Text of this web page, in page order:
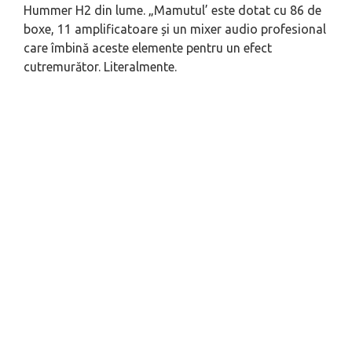
Hummer H2 din lume. „Mamutul’ este dotat cu 86 de
boxe, 11 amplificatoare și un mixer audio profesional
care îmbină aceste elemente pentru un efect
cutremurător. Literalmente.